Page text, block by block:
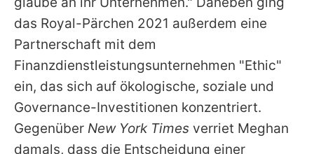
das Royal-Pärchen 2021 außerdem eine
Partnerschaft mit dem
Finanzdienstleistungsunternehmen "Ethic"
ein, das sich auf ökologische, soziale und
Governance-Investitionen konzentriert.
Gegenüber New York Times verriet Meghan
damals, dass die Entscheidung einer